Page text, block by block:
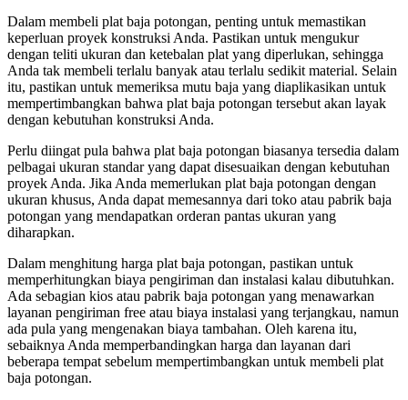
Dalam membeli plat baja potongan, penting untuk memastikan
keperluan proyek konstruksi Anda. Pastikan untuk mengukur
dengan teliti ukuran dan ketebalan plat yang diperlukan, sehingga
Anda tak membeli terlalu banyak atau terlalu sedikit material. Selain
itu, pastikan untuk memeriksa mutu baja yang diaplikasikan untuk
mempertimbangkan bahwa plat baja potongan tersebut akan layak
dengan kebutuhan konstruksi Anda.
Perlu diingat pula bahwa plat baja potongan biasanya tersedia dalam
pelbagai ukuran standar yang dapat disesuaikan dengan kebutuhan
proyek Anda. Jika Anda memerlukan plat baja potongan dengan
ukuran khusus, Anda dapat memesannya dari toko atau pabrik baja
potongan yang mendapatkan orderan pantas ukuran yang
diharapkan.
Dalam menghitung harga plat baja potongan, pastikan untuk
memperhitungkan biaya pengiriman dan instalasi kalau dibutuhkan.
Ada sebagian kios atau pabrik baja potongan yang menawarkan
layanan pengiriman free atau biaya instalasi yang terjangkau, namun
ada pula yang mengenakan biaya tambahan. Oleh karena itu,
sebaiknya Anda memperbandingkan harga dan layanan dari
beberapa tempat sebelum mempertimbangkan untuk membeli plat
baja potongan.